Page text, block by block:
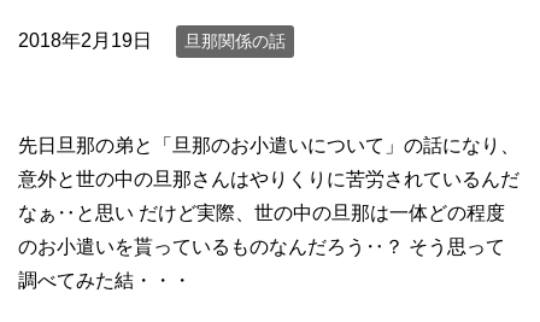
2018年2月19日 旦那関係の話
先日旦那の弟と「旦那のお小遣いについて」の話になり、
意外と世の中の旦那さんはやりくりに苦労されているんだ
なぁ‥と思い だけど実際、世の中の旦那は一体どの程度
のお小遣いを貰っているものなんだろう‥？ そう思って
調べてみた結・・・